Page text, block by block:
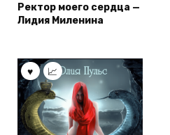
Ректор моего сердца —
Лидия Миленина